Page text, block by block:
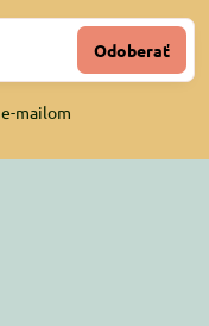
Odoberať
mailom